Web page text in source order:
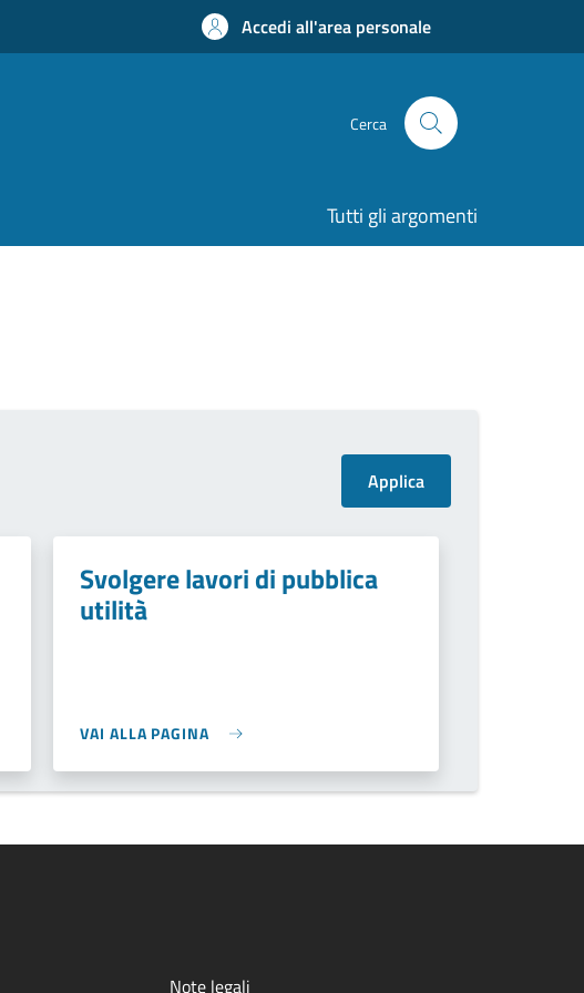
Accedi all'area personale
Cerca
Tutti gli argomenti
Svolgere lavori di pubblica
utilità
VAI ALLA PAGINA
Note legali